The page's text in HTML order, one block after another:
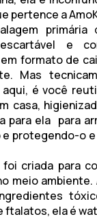
pertence a
e
formato de
Mas
é você
casa,
para ela para
protegendo-o
foi criada para
meio
ftalatos, ela é